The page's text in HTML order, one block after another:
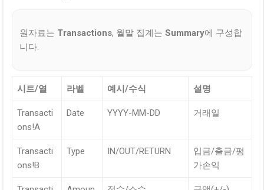
원자료는 Transactions, 월말 집계는 Summary에 구성합
니다.
시트/열 라벨 예시/수식 설명
Transacti
ons!A
Date YYYY-MM-DD 거래일
Transacti
ons!B
Type IN/OUT/RETURN
입금/출금/평
가손익